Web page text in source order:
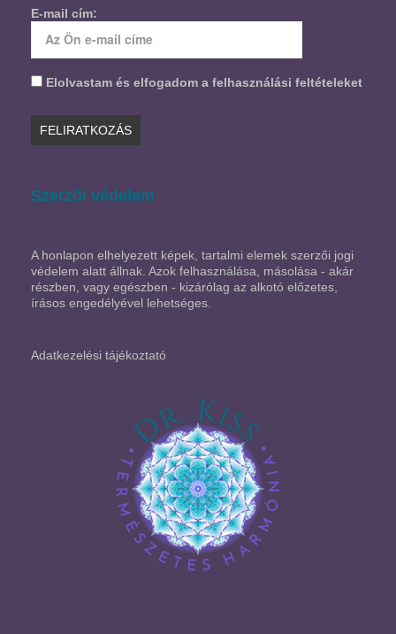
E-mail cím:
Elolvastam és elfogadom a felhasználási feltételeket
Szerzői védelem
A honlapon elhelyezett képek, tartalmi elemek szerzői jogi
védelem alatt állnak. Azok felhasználása, másolása - akár
részben, vagy egészben - kizárólag az alkotó előzetes,
írásos engedélyével lehetséges.
Adatkezelési tájékoztató